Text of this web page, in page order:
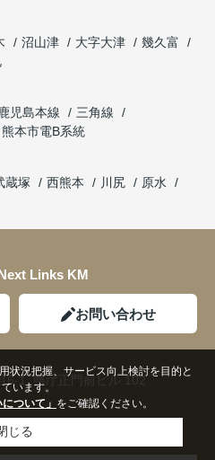
沼山津 大字大津
幾久富
児島本線
三角線
熊本市電B系統
蔵塚 西熊本 川尻
原水
Links KM
お問い合わせ
6-1 県庁正門前ビル 102
状況把握、サービス向上検討を目的と
います。
ついて」 をご確認ください。
じる